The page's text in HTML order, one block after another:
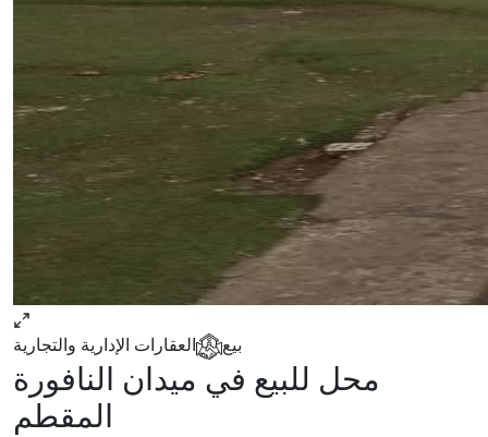
بيع العقارات الإدارية والتجارية
محل للبيع في ميدان النافورة
المقطم